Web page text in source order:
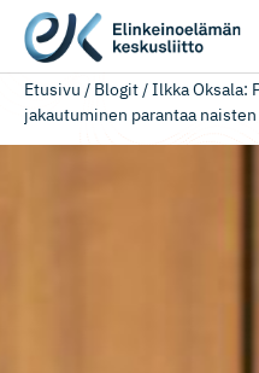
Etusivu / Blogit/Ilkka Oksala:
jakautuminen parantaa